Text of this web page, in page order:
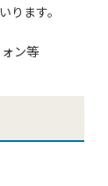
ます。
ン等